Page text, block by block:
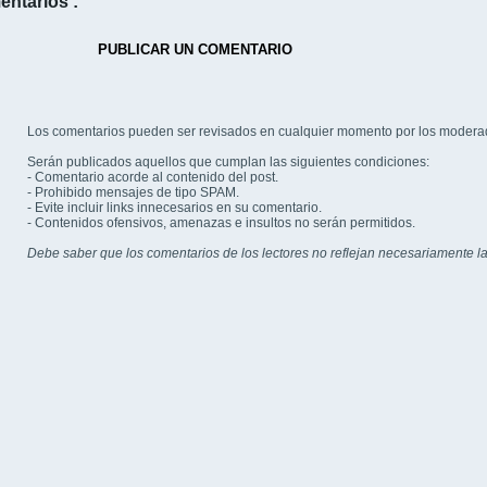
PUBLICAR UN COMENTARIO
Los comentarios pueden ser revisados en cualquier momento por los
Serán publicados aquellos que cumplan las siguientes condiciones:
- Comentario acorde al contenido del post.
- Prohibido mensajes de tipo SPAM.
- Evite incluir links innecesarios en su comentario.
- Contenidos ofensivos, amenazas e insultos no serán permitidos.
Debe saber que los comentarios de los lectores no reflejan necesariamente